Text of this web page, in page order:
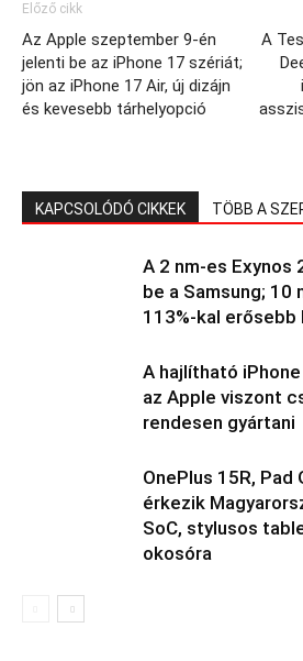
Előző cikk
Az Apple szeptember 9-én
jelenti be az iPhone 17 szériát;
jön az iPhone 17 Air, új dizájn
és kevesebb tárhelyopció
A
KAPCSOLÓDÓ CIKKEK TÖBB A
A 2 nm-es
be a Samsung;
113%-kal erősebb
A hajlítható
az Apple viszont
rendesen gyártani
OnePlus 15R,
érkezik
SoC, stylusos
okosóra